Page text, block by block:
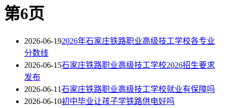
第6页
2026-06-192026年石家庄铁路职业高级技工学校各专业
分数线
2026-06-15石家庄铁路职业高级技工学校2026招生要求
发布
2026-06-11石家庄铁路职业高级技工学校就业有保障吗
2026-06-10初中毕业让孩子学铁路供电好吗